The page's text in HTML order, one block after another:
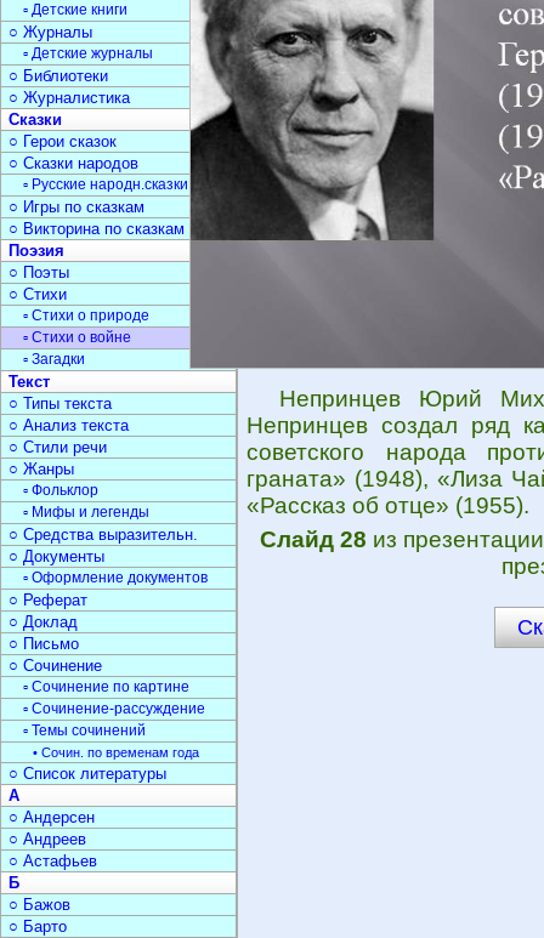
Непринцев Юрий
Непринцев создал ряд
советского народа
граната» (1948), «Лиза
«Рассказ об отце» (1955).
Слайд 28 из
▫ Детские книги
○ Журналы
▫ Детские журналы
○ Библиотеки
○ Журналистика
Сказки
○ Герои сказок
○ Сказки народов
▫ Русские народн.сказки
○ Игры по сказкам
○ Викторина по сказкам
Поэзия
○ Поэты
○ Стихи
▫ Стихи о природе
▫ Стихи о войне
▫ Загадки
Текст
○ Типы текста
○ Анализ текста
○ Стили речи
○ Жанры
▫ Фольклор
▫ Мифы и легенды
○ Средства выразительн.
○ Документы
▫ Оформление документов
○ Реферат
○ Доклад
○ Письмо
○ Сочинение
▫ Сочинение по картине
▫ Сочинение-рассуждение
▫ Темы сочинений
• Сочин. по временам года
○ Список литературы
А
○ Андерсен
○ Андреев
○ Астафьев
Б
○ Бажов
○ Барто